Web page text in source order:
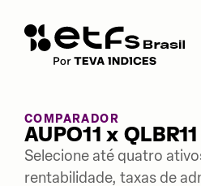
COMPARADOR
AUPO11 x QLBR11
Selecione até quatro
rentabilidade, taxas de